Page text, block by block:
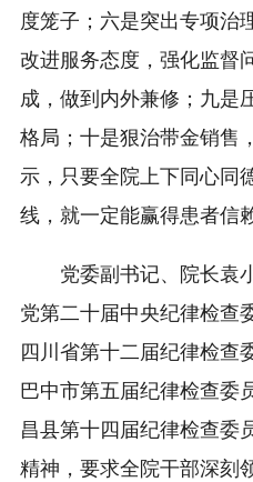
度笼子；六是突出专项治
改进服务态度，强化监督
成，做到内外兼修；九是
格局；十是狠治带金销售
示，只要全院上下同心同
线，就一定能赢得患者信
党委副书记、院长袁
党第二十届中央纪律检查
四川省第十二届纪律检查
巴中市第五届纪律检查委
昌县第十四届纪律检查委
精神，要求全院干部深刻